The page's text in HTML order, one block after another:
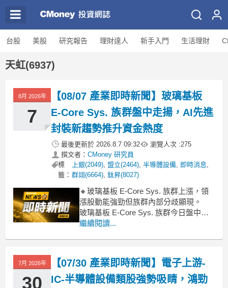
台股 美股 研究報告 理財達人 新手入門 生活理財
天虹(6937)
8月 2026年
7
【08/07 產業即時新聞】玻璃基板
E-Core Sys. 族群盤中走揚，AI先進
封裝新趨勢推升資金熱度
最後更新於 2026.8.7 09:32 瀏覽人次 :275
撰文者： CMoney 研究員
標
籤：
上銀(2049), 盟立(2464), 半導體設備, 即時消息,
群翊(6664), 鈦昇(8027)
🔸玻璃基板 E-Core Sys. 族群上漲，領
漲股動能強勁但族群內部分歧顯現。
玻璃基板 E-Core Sys. 族群今日盤中表
現吸睛，類股整體上漲3.47%。其中，設
個股受到買盤追捧。然而，族群內其他
個股如辛耘、鈦
繼續閱讀...
7月 2026年
30
【07/30 產業即時新聞】電子上游-
IC-半導體設備類股強勢吸睛，鴻勁